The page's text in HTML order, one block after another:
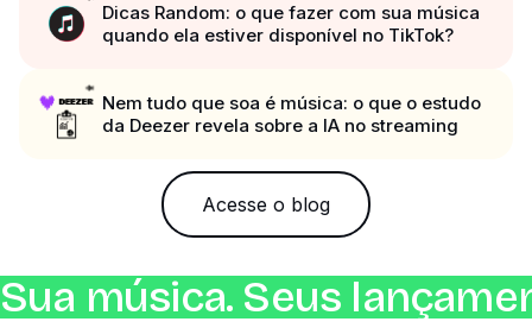
Dicas Random: o que fazer com sua música
quando ela estiver disponível no TikTok?
Nem tudo que soa é música: o que o estudo
da Deezer revela sobre a IA no streaming
Acesse o blog
Sua música. Seus